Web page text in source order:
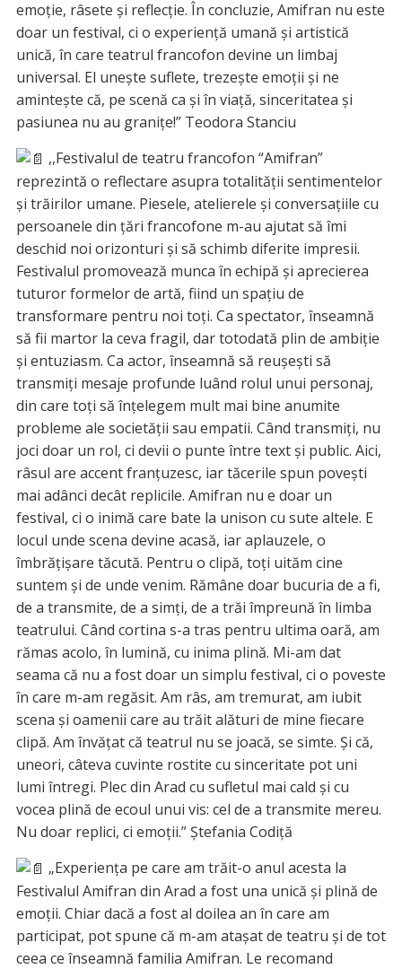
emoție, râsete și reflecție. În concluzie, Amifran nu este
doar un festival, ci o experiență umană și artistică
unică, în care teatrul francofon devine un limbaj
universal. El unește suflete, trezește emoții și ne
amintește că, pe scenă ca și în viață, sinceritatea și
pasiunea nu au granițe!” Teodora Stanciu
,,Festivalul de teatru francofon “Amifran”
reprezintă o reflectare asupra totalității sentimentelor
și trăirilor umane. Piesele, atelierele și conversațiile cu
persoanele din țări francofone m-au ajutat să îmi
deschid noi orizonturi și să schimb diferite impresii.
Festivalul promovează munca în echipă și aprecierea
tuturor formelor de artă, fiind un spațiu de
transformare pentru noi toți. Ca spectator, înseamnă
să fii martor la ceva fragil, dar totodată plin de ambiție
și entuziasm. Ca actor, înseamnă să reușești să
transmiți mesaje profunde luând rolul unui personaj,
din care toți să înțelegem mult mai bine anumite
probleme ale societății sau empatii. Când transmiți, nu
joci doar un rol, ci devii o punte între text și public. Aici,
râsul are accent franțuzesc, iar tăcerile spun povești
mai adânci decât replicile. Amifran nu e doar un
festival, ci o inimă care bate la unison cu sute altele. E
locul unde scena devine acasă, iar aplauzele, o
îmbrățișare tăcută. Pentru o clipă, toți uităm cine
suntem și de unde venim. Rămâne doar bucuria de a fi,
de a transmite, de a simți, de a trăi împreună în limba
teatrului. Când cortina s-a tras pentru ultima oară, am
rămas acolo, în lumină, cu inima plină. Mi-am dat
seama că nu a fost doar un simplu festival, ci o poveste
în care m-am regăsit. Am râs, am tremurat, am iubit
scena și oamenii care au trăit alături de mine fiecare
clipă. Am învățat că teatrul nu se joacă, se simte. Și că,
uneori, câteva cuvinte rostite cu sinceritate pot uni
lumi întregi. Plec din Arad cu sufletul mai cald și cu
vocea plină de ecoul unui vis: cel de a transmite mereu.
Nu doar replici, ci emoții.” Ștefania Codiță
„Experiența pe care am trăit-o anul acesta la
Festivalul Amifran din Arad a fost una unică și plină de
emoții. Chiar dacă a fost al doilea an în care am
participat, pot spune că m-am atașat de teatru și de tot
ceea ce înseamnă familia Amifran. Le recomand